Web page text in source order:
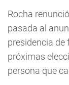
Rocha
pasada al
presidencia
próximas
persona que